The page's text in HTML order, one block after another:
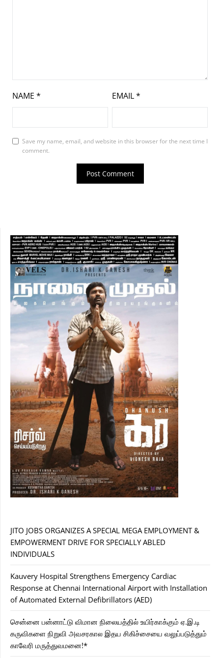
NAME * EMAIL*
Save my name, email, and website in this browser for the next time I
comment.
JITO JOBS ORGANIZES A SPECIAL MEGA EMPLOYMENT &
EMPOWERMENT DRIVE FOR SPECIALLY ABLED
INDIVIDUALS
Kauvery Hospital Strengthens Emergency Cardiac
Response at Chennai International Airport with Installation
of Automated External Defibrillators (AED)
சென்னை பன்னாட்டு விமான நிலையத்தில் உயிர்காக்கும் ஏ.இ.டி
கருவிகளை நிறுவி அவசரகால இதய சிகிச்சையை வலுப்படுத்தும்
காவேரி மருத்துவமனை!*